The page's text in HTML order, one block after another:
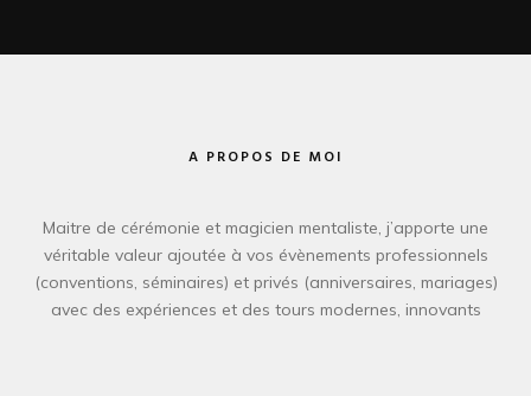
A PROPOS DE MOI
Maitre de cérémonie et magicien mentaliste, j’apporte une
véritable valeur ajoutée à vos évènements professionnels
(conventions, séminaires) et privés (anniversaires, mariages)
avec des expériences et des tours modernes, innovants